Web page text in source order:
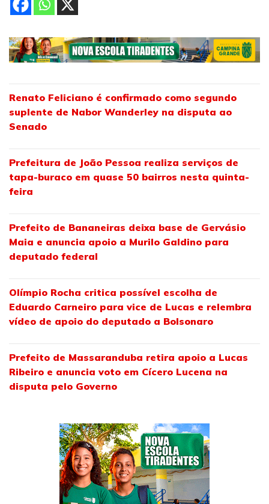
Renato Feliciano é confirmado como segundo
suplente de Nabor Wanderley na disputa ao
Senado
Prefeitura de João Pessoa realiza serviços de
tapa-buraco em quase 50 bairros nesta quinta-
feira
Prefeito de Bananeiras deixa base de Gervásio
Maia e anuncia apoio a Murilo Galdino para
deputado federal
Olímpio Rocha critica possível escolha de
Eduardo Carneiro para vice de Lucas e relembra
vídeo de apoio do deputado a Bolsonaro
Prefeito de Massaranduba retira apoio a Lucas
Ribeiro e anuncia voto em Cícero Lucena na
disputa pelo Governo